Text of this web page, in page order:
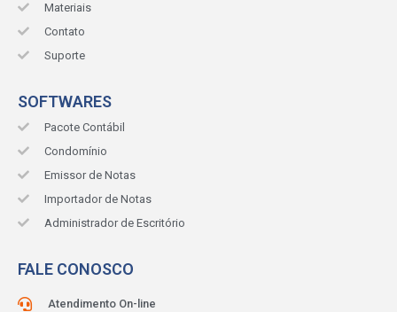
Materiais
Contato
Suporte
SOFTWARES
Pacote Contábil
Condomínio
Emissor de Notas
Importador de Notas
Administrador de Escritório
FALE CONOSCO
Atendimento On-line